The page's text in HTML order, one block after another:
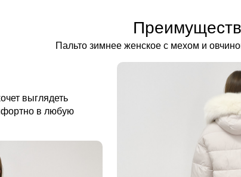
Пальто зимнее женское с мехом и
выглядеть
в любую